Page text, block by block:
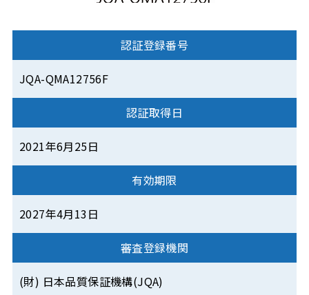
認証登録番号
JQA-QMA12756F
認証取得日
2021年6月25日
有効期限
2027年4月13日
審査登録機関
(財) 日本品質保証機構(JQA)